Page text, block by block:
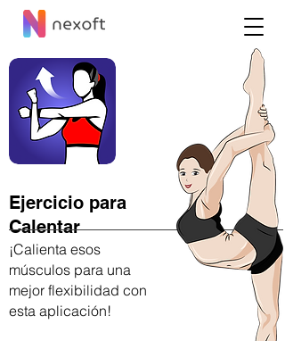
¡Calienta esos
músculos para una
mejor flexibilidad con
esta aplicación!
Ejercicio para
Calentar